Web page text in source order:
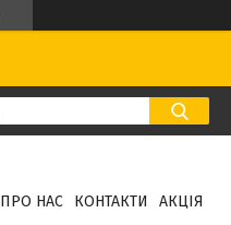
ПРО НАС КОНТАКТИ АКЦІЯ